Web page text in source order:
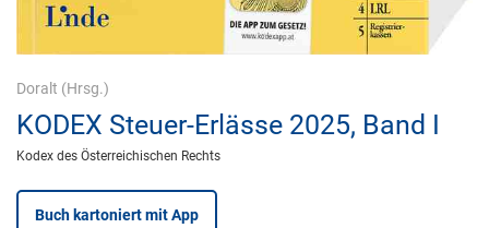
Doralt (Hrsg.)
KODEX Steuer-Erlässe 2025, Band I
Kodex des Österreichischen Rechts
Buch kartoniertmit App